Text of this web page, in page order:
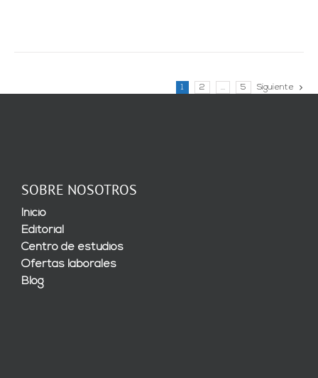
1 2 … 5 Siguiente
SOBRE NOSOTROS
Inicio
Editorial
Centro de estudios
Ofertas laborales
Blog